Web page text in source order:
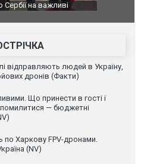
воюють, самі хочуть воювати,
Чернівцях водія маршрутки звільнили
слів про українських
відправляють людей в Україну,
дронів (Факти)
Що принести в гості і
— бюджетні
по Харкову FPV-дронами.
(NV)